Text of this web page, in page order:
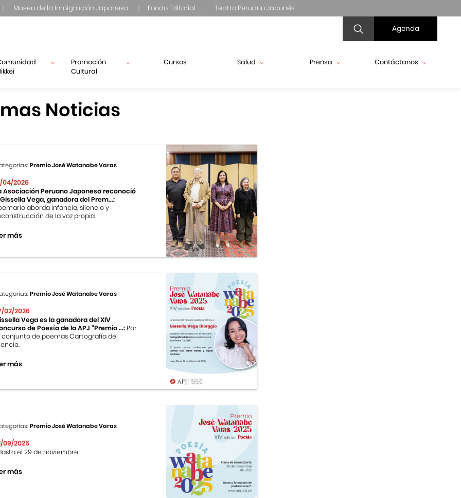
Museo de la Inmigración Japonesa Fondo Editorial Teatro Peruano Japonés
Agenda
Promoción
Cultural
Cursos Salud Prensa Contáctanos
Noticias
Premio José Watanabe Varas
04/2026
Asociación Peruano Japonesa reconoció
Vega, ganadora del Prem...:
aborda infancia, silencio y
de la voz propia
más
Premio José Watanabe Varas
02/2026
Vega es la ganadora del XIV
de Poesía de la APJ “Premio ...: Por
conjunto de poemas Cartografía del
más
Premio José Watanabe Varas
09/2025
el 29 de noviembre.
más